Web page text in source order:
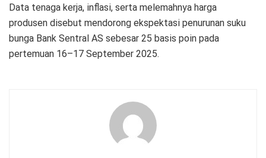
Data tenaga kerja, inflasi, serta melemahnya harga
produsen disebut mendorong ekspektasi penurunan suku
bunga Bank Sentral AS sebesar 25 basis poin pada
pertemuan 16–17 September 2025.